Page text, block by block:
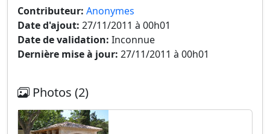
Contributeur: Anonymes
Date d'ajout: 27/11/2011 à 00h01
Date de validation: Inconnue
Dernière mise à jour: 27/11/2011 à 00h01
Photos (2)